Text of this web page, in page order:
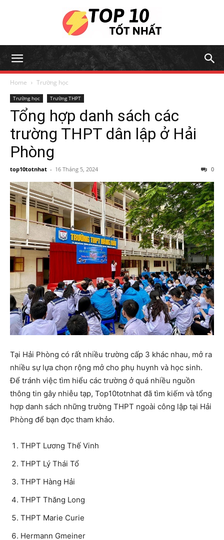
Home Trường học
Trường học Trường THPT
Tổng hợp danh sách các
trường THPT dân lập ở Hải
Phòng
top10totnhat - 16 Tháng 5, 2024 0
Tại Hải Phòng có rất nhiều trường cấp 3 khác nhau, mở ra
nhiều sự lựa chọn rộng mở cho phụ huynh và học sinh.
Để tránh việc tìm hiểu các trường ở quá nhiều nguồn
thông tin gây nhiễu tạp, Top10totnhat đã tìm kiếm và tổng
hợp danh sách những trường THPT ngoài công lập tại Hải
Phòng để bạn đọc tham khảo.
THPT Lương Thế Vinh
THPT Lý Thái Tổ
THPT Hàng Hải
THPT Thăng Long
THPT Marie Curie
Hermann Gmeiner